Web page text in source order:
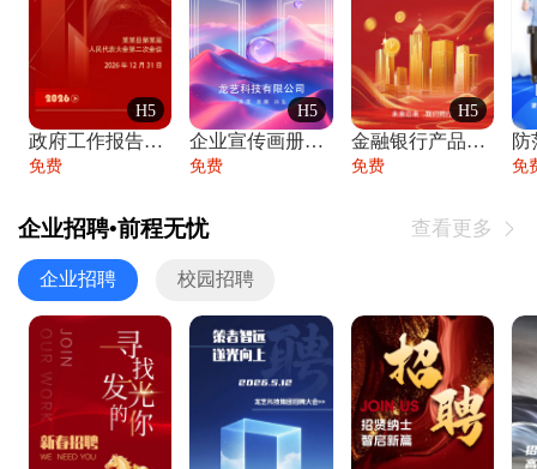
H5
政府工作报告政府年终工作总结
免费
H5
企业宣传画册公司简介产品介绍业务宣传手册
免费
H5
金融银行产品宣传手册企业宣传产品介绍
免费
防
免
企业招聘•前程无忧 查看更多 
企业招聘 校园招聘